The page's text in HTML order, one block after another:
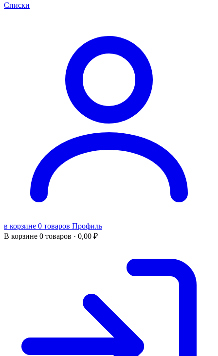
Списки
в корзине 0 товаров Профиль
В корзине 0 товаров · 0,00 ₽